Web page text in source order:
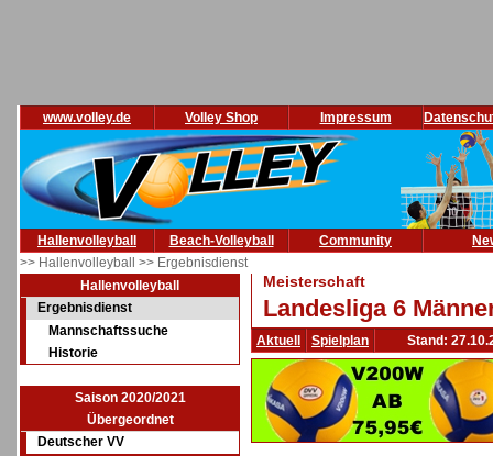
www.volley.de Volley Shop Impressum
Hallenvolleyball Beach-Volleyball Community
>> Hallenvolleyball >> Ergebnisdienst
Hallenvolleyball
Ergebnisdienst
Mannschaftssuche
Historie
Saison 2020/2021
Übergeordnet
Deutscher VV
Meisterschaft
Landesliga 6
Aktuell Spielplan Stand: